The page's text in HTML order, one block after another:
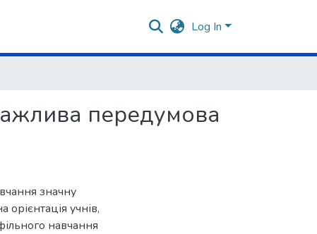
Log In
передумова
значну
орієнтація учнів,
навчання